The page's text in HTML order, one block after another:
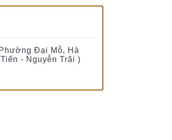
Đại Mỗ, Hà
- Nguyễn Trãi )